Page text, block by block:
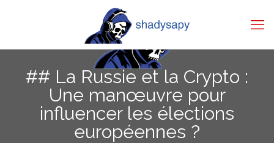
## La Russie et la Crypto :
Une manœuvre pour
influencer les élections
européennes ?